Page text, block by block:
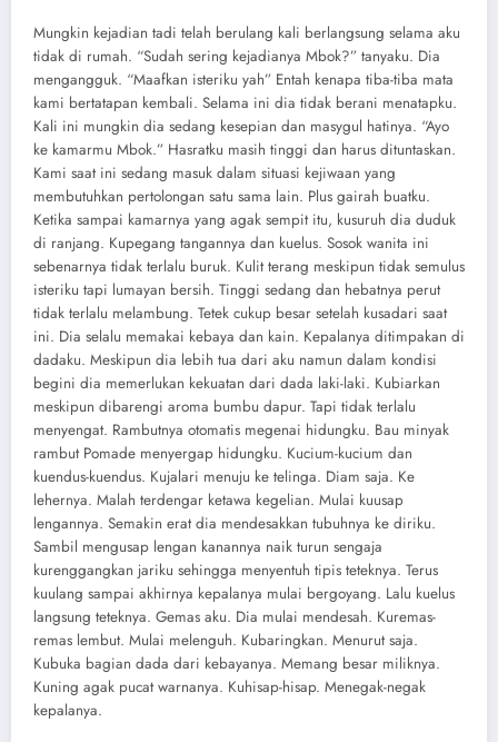
Mungkin kejadian tadi telah berulang kali berlangsung selama aku
tidak di rumah. “Sudah sering kejadianya Mbok?” tanyaku. Dia
mengangguk. “Maafkan isteriku yah” Entah kenapa tiba-tiba mata
kami bertatapan kembali. Selama ini dia tidak berani menatapku.
Kali ini mungkin dia sedang kesepian dan masygul hatinya. “Ayo
ke kamarmu Mbok.” Hasratku masih tinggi dan harus dituntaskan.
Kami saat ini sedang masuk dalam situasi kejiwaan yang
membutuhkan pertolongan satu sama lain. Plus gairah buatku.
Ketika sampai kamarnya yang agak sempit itu, kusuruh dia duduk
di ranjang. Kupegang tangannya dan kuelus. Sosok wanita ini
sebenarnya tidak terlalu buruk. Kulit terang meskipun tidak semulus
isteriku tapi lumayan bersih. Tinggi sedang dan hebatnya perut
tidak terlalu melambung. Tetek cukup besar setelah kusadari saat
ini. Dia selalu memakai kebaya dan kain. Kepalanya ditimpakan di
dadaku. Meskipun dia lebih tua dari aku namun dalam kondisi
begini dia memerlukan kekuatan dari dada laki-laki. Kubiarkan
meskipun dibarengi aroma bumbu dapur. Tapi tidak terlalu
menyengat. Rambutnya otomatis megenai hidungku. Bau minyak
rambut Pomade menyergap hidungku. Kucium-kucium dan
kuendus-kuendus. Kujalari menuju ke telinga. Diam saja. Ke
lehernya. Malah terdengar ketawa kegelian. Mulai kuusap
lengannya. Semakin erat dia mendesakkan tubuhnya ke diriku.
Sambil mengusap lengan kanannya naik turun sengaja
kurenggangkan jariku sehingga menyentuh tipis teteknya. Terus
kuulang sampai akhirnya kepalanya mulai bergoyang. Lalu kuelus
langsung teteknya. Gemas aku. Dia mulai mendesah. Kuremas-
remas lembut. Mulai melenguh. Kubaringkan. Menurut saja.
Kubuka bagian dada dari kebayanya. Memang besar miliknya.
Kuning agak pucat warnanya. Kuhisap-hisap. Menegak-negak
kepalanya.